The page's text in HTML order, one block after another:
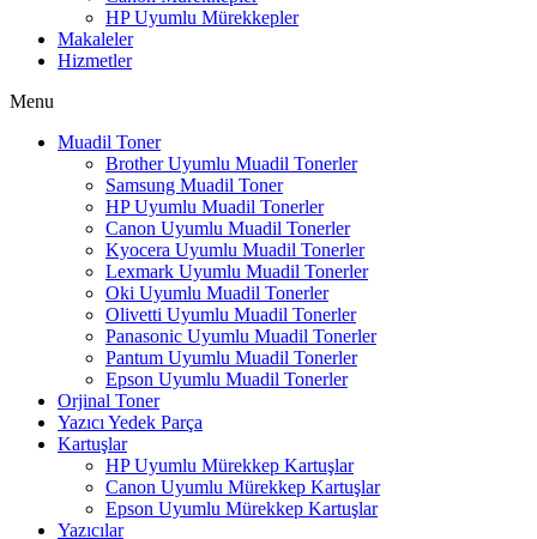
HP Uyumlu Mürekkepler
Makaleler
Hizmetler
Menu
Muadil Toner
Brother Uyumlu Muadil Tonerler
Samsung Muadil Toner
HP Uyumlu Muadil Tonerler
Canon Uyumlu Muadil Tonerler
Kyocera Uyumlu Muadil Tonerler
Lexmark Uyumlu Muadil Tonerler
Oki Uyumlu Muadil Tonerler
Olivetti Uyumlu Muadil Tonerler
Panasonic Uyumlu Muadil Tonerler
Pantum Uyumlu Muadil Tonerler
Epson Uyumlu Muadil Tonerler
Orjinal Toner
Yazıcı Yedek Parça
Kartuşlar
HP Uyumlu Mürekkep Kartuşlar
Canon Uyumlu Mürekkep Kartuşlar
Epson Uyumlu Mürekkep Kartuşlar
Yazıcılar